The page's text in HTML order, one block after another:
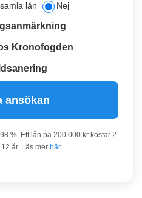
lån Nej
Kronofogden
ansökan
%. Ett lån på 200 000 kr kostar 2
år. Läs mer här.